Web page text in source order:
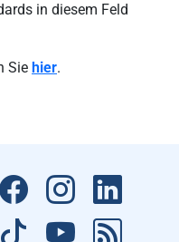
in diesem Feld
Sie hier.